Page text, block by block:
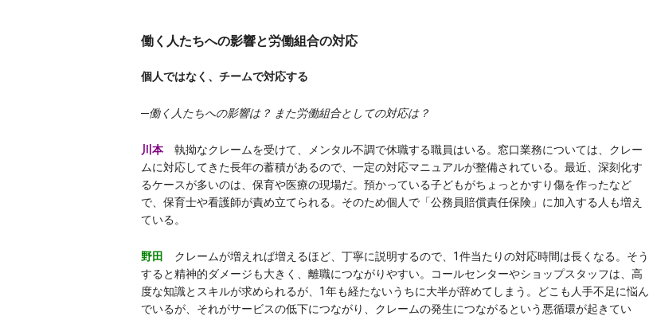
働く人たちへの影響と労働組合の対応
個人ではなく、チームで対応する
─働く人たちへの影響は？ また労働組合としての対応は？
川本執拗なクレームを受けて、メンタル不調で休職する職員はいる。窓口業務については、クレー
ムに対応してきた長年の蓄積があるので、一定の対応マニュアルが整備されている。最近、深刻化す
るケースが多いのは、保育や医療の現場だ。預かっている子どもがちょっとかすり傷を作ったなど
で、保育士や看護師が責め立てられる。そのため個人で「公務員賠償責任保険」に加入する人も増え
ている。
野田
クレームが増えれば増えるほど、丁寧に説明するので、1件当たりの対応時間は長くなる。そう
すると精神的ダメージも大きく、離職につながりやすい。コールセンターやショップスタッフは、高
度な知識とスキルが求められるが、1年も経たないうちに大半が辞めてしまう。どこも人手不足に悩ん
でいるが、それがサービスの低下につながり、クレームの発生につながるという悪循環が起きてい